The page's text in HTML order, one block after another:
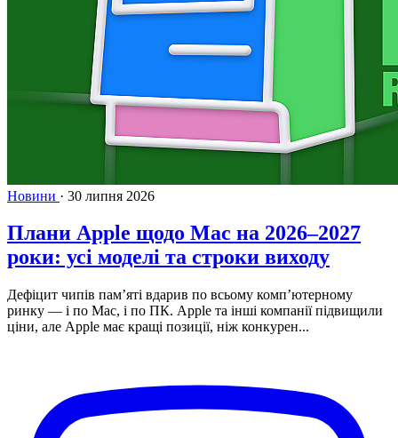
Новини · 30 липня 2026
Плани Apple щодо Mac на 2026–2027
роки: усі моделі та строки виходу
Дефіцит чипів пам’яті вдарив по всьому комп’ютерному
ринку — і по Mac, і по ПК. Apple та інші компанії підвищили
ціни, але Apple має кращі позиції, ніж конкурен...